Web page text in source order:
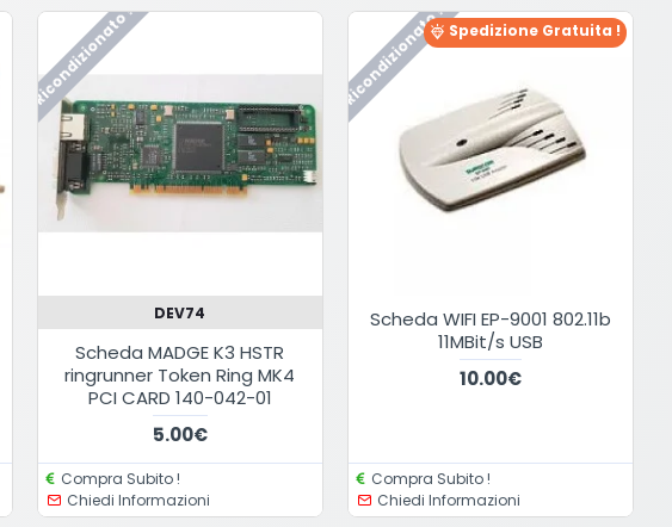
Ricondizionato !
DEV74
Scheda MADGE K3 HSTR
ringrunner Token Ring MK4
PCI CARD 140-042-01
5.00€
Compra Subito !
Chiedi Informazioni
Ricondizionato !Spedizione Gratuita !
Scheda WIFI EP-9001 802.11b
11MBit/s USB
10.00€
Compra Subito !
Chiedi Informazioni